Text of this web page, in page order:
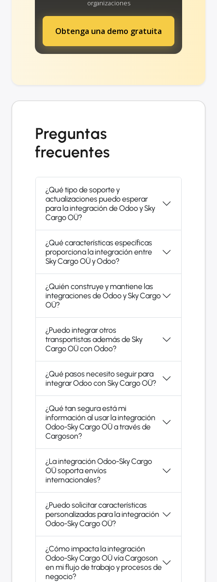
organizaciones
Obtenga una demo gratuita
Preguntas
frecuentes
¿Qué tipo de soporte y
actualizaciones puedo esperar
para la integración de Odoo y Sky
Cargo OÜ?
¿Qué características específicas
proporciona la integración entre
Sky Cargo OÜ y Odoo?
¿Quién construye y mantiene las
integraciones de Odoo y Sky Cargo
OÜ?
¿Puedo integrar otros
transportistas además de Sky
Cargo OÜ con Odoo?
¿Qué pasos necesito seguir para
integrar Odoo con Sky Cargo OÜ?
¿Qué tan segura está mi
información al usar la integración
Odoo-Sky Cargo OÜ a través de
Cargoson?
¿La integración Odoo-Sky Cargo
OÜ soporta envíos
internacionales?
¿Puedo solicitar características
personalizadas para la integración
Odoo-Sky Cargo OÜ?
¿Cómo impacta la integración
Odoo-Sky Cargo OÜ vía Cargoson
en mi flujo de trabajo y procesos de
negocio?